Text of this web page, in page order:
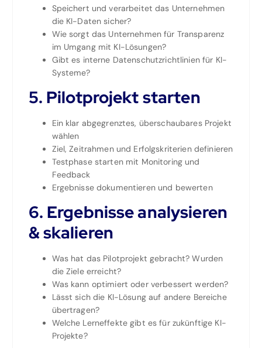
Speichert und verarbeitet das Unternehmen
die KI-Daten sicher?
Wie sorgt das Unternehmen für Transparenz
im Umgang mit KI-Lösungen?
Gibt es interne Datenschutzrichtlinien für KI-
Systeme?
5. Pilotprojekt starten
Ein klar abgegrenztes, überschaubares Projekt
wählen
Ziel, Zeitrahmen und Erfolgskriterien definieren
Testphase starten mit Monitoring und
Feedback
Ergebnisse dokumentieren und bewerten
6. Ergebnisse analysieren
& skalieren
Was hat das Pilotprojekt gebracht? Wurden
die Ziele erreicht?
Was kann optimiert oder verbessert werden?
Lässt sich die KI-Lösung auf andere Bereiche
übertragen?
Welche Lerneffekte gibt es für zukünftige KI-
Projekte?